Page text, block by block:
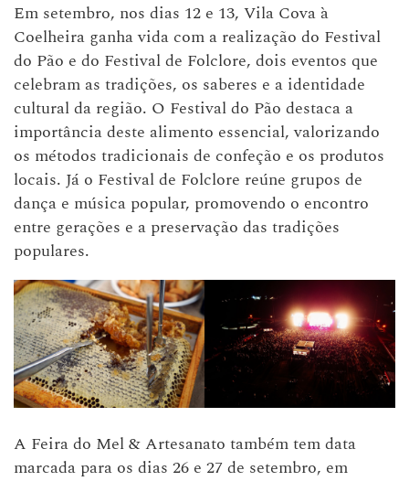
Em setembro, nos dias 12 e 13, Vila Cova à
Coelheira ganha vida com a realização do Festival
do Pão e do Festival de Folclore, dois eventos que
celebram as tradições, os saberes e a identidade
cultural da região. O Festival do Pão destaca a
importância deste alimento essencial, valorizando
os métodos tradicionais de confeção e os produtos
locais. Já o Festival de Folclore reúne grupos de
dança e música popular, promovendo o encontro
entre gerações e a preservação das tradições
populares.
A Feira do Mel & Artesanato também tem data
marcada para os dias 26 e 27 de setembro, em